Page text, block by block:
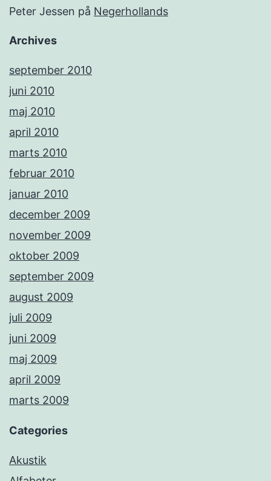
Peter Jessen på Negerhollands
Archives
september 2010
juni 2010
maj 2010
april 2010
marts 2010
februar 2010
januar 2010
december 2009
november 2009
oktober 2009
september 2009
august 2009
juli 2009
juni 2009
maj 2009
april 2009
marts 2009
Categories
Akustik